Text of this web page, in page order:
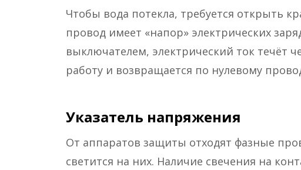
Чтобы вода потекла, требуется открыть
провод имеет «напор» электрических
выключателем, электрический ток течёт
работу и возвращается по нулевому
Указатель напряжения
От аппаратов защиты отходят фазные
светится на них. Наличие свечения на